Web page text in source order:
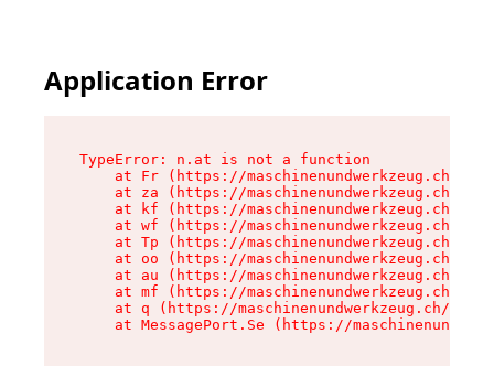
Application Error
TypeError: n.at is not a function
at Fr (https://maschinenundwerkzeug.ch/
at za (https://maschinenundwerkzeug.ch/
at kf (https://maschinenundwerkzeug.ch/
at wf (https://maschinenundwerkzeug.ch/
at Tp (https://maschinenundwerkzeug.ch/
at oo (https://maschinenundwerkzeug.ch/
at au (https://maschinenundwerkzeug.ch/
at mf (https://maschinenundwerkzeug.ch/
at q (https://maschinenundwerkzeug.ch/
at MessagePort.Se (https://